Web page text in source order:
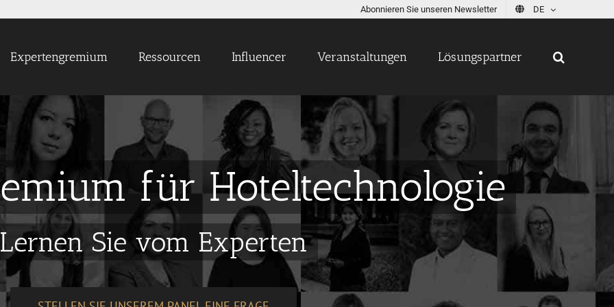
Abonnieren Sie unseren Newsletter DE
Expertengremium Ressourcen Influencer Veranstaltungen Lösungspartner
für Hoteltechnologie
Lernen Sie vom Experten